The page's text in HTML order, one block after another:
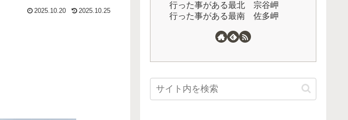
2025.10.20 2025.10.25
行った事がある最北 宗谷岬
行った事がある最南 佐多岬